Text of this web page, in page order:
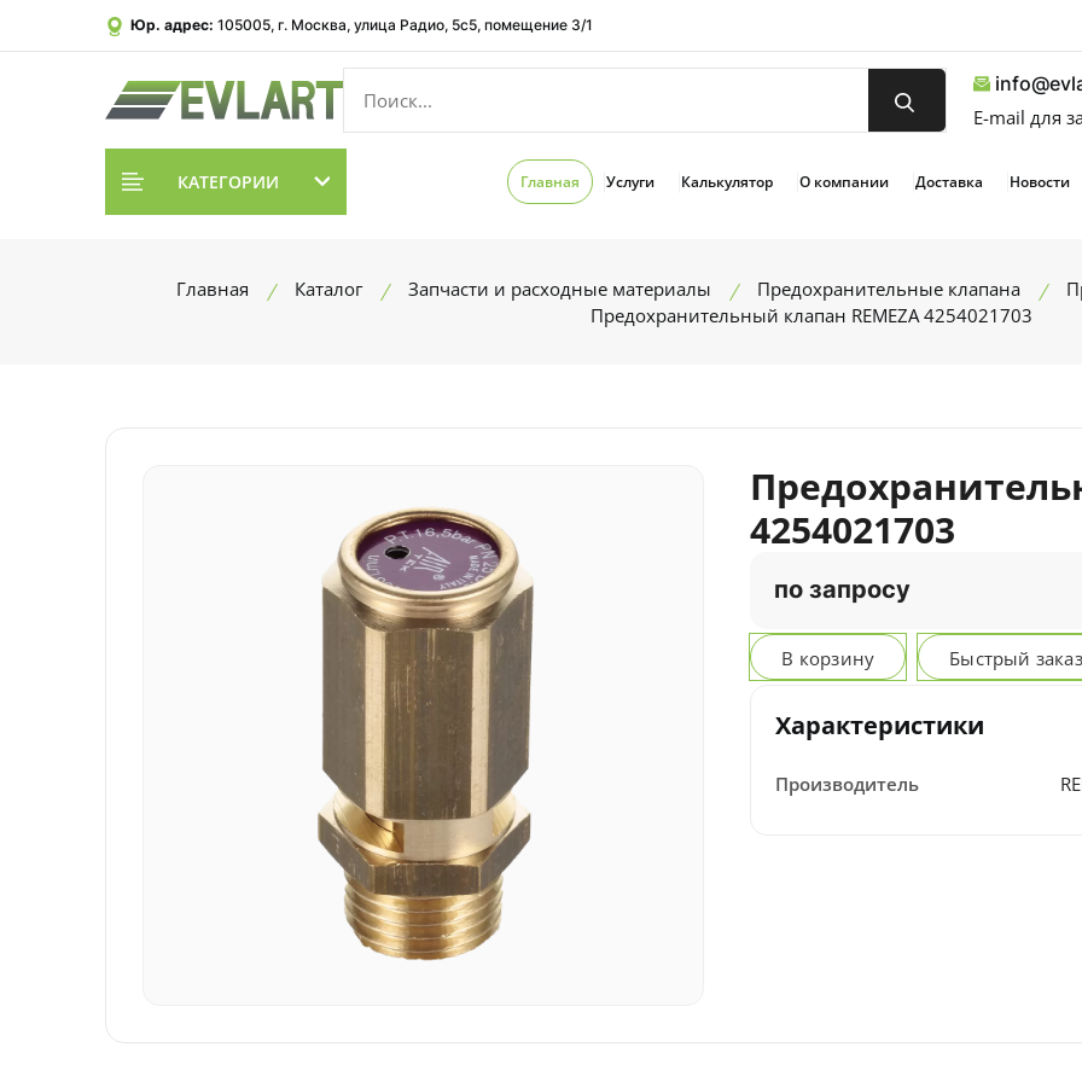
Юр. адрес: 105005, г. Москва, улица Радио, 5с5, помещение 3/1
E-mail для
КАТЕГОРИИ Главная Услуги Калькулятор О компании Доставка Новости
Главная Каталог Запчасти и расходные материалы Предохранительные клапана
Предохранительный клапан REMEZA 4254021703
4254021703
по запросу
В корзину Быстрый заказ
Характеристики
Производитель